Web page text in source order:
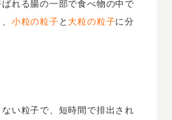
れる腸の一部で食べ物の中で
小粒の粒子と 大粒の粒子に分
い粒子で、短時間で排出され